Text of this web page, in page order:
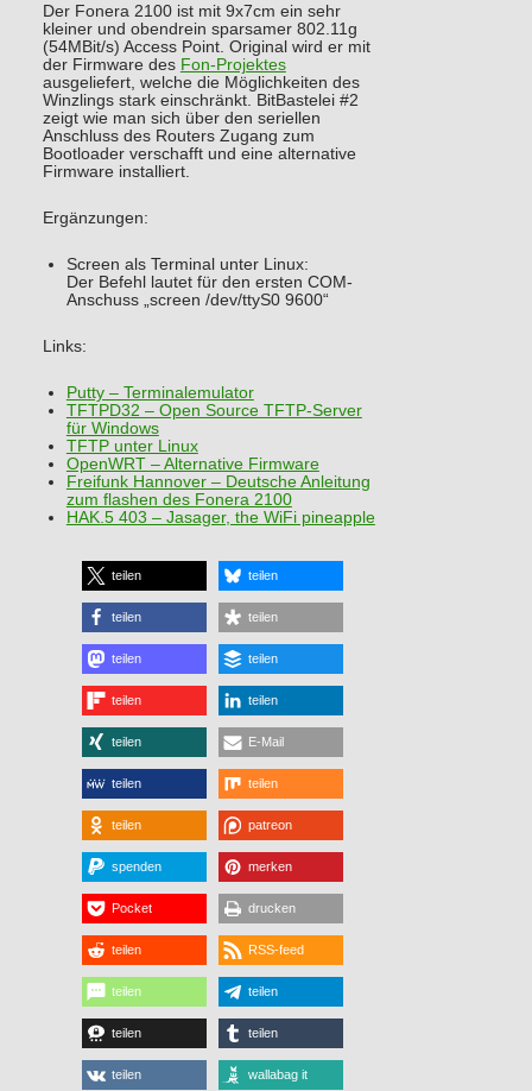
Der Fonera 2100 ist mit 9x7cm ein sehr
kleiner und obendrein sparsamer 802.11g
(54MBit/s) Access Point. Original wird er mit
der Firmware des Fon-Projektes
ausgeliefert, welche die Möglichkeiten des
Winzlings stark einschränkt. BitBastelei #2
zeigt wie man sich über den seriellen
Anschluss des Routers Zugang zum
Bootloader verschafft und eine alternative
Firmware installiert.
Ergänzungen:
Screen als Terminal unter Linux:
Der Befehl lautet für den ersten COM-
Anschuss „screen /dev/ttyS0 9600“
Links:
Putty – Terminalemulator
TFTPD32 – Open Source TFTP-Server
für Windows
TFTP unter Linux
OpenWRT – Alternative Firmware
Freifunk Hannover – Deutsche Anleitung
zum flashen des Fonera 2100
HAK.5 403 – Jasager, the WiFi pineapple
teilen teilen
teilen teilen
teilen teilen
teilen teilen
teilen E-Mail
teilen teilen
teilen patreon
spenden merken
Pocket drucken
teilen RSS-feed
teilen teilen
teilen teilen
teilen wallabag it